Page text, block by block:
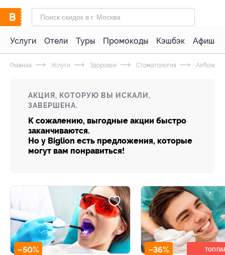
Услуги Отели Туры Промокоды Кэшбэк Афиша
Главная Услуги Здоровье Стоматология Airflow
АКЦИЯ, КОТОРУЮ ВЫ ИСКАЛИ,
ЗАВЕРШЕНА.
К сожалению, выгодные акции быстро
заканчиваются.
Но у Biglion есть предложения, которые
могут вам понравиться!
–50% –36% ТОП